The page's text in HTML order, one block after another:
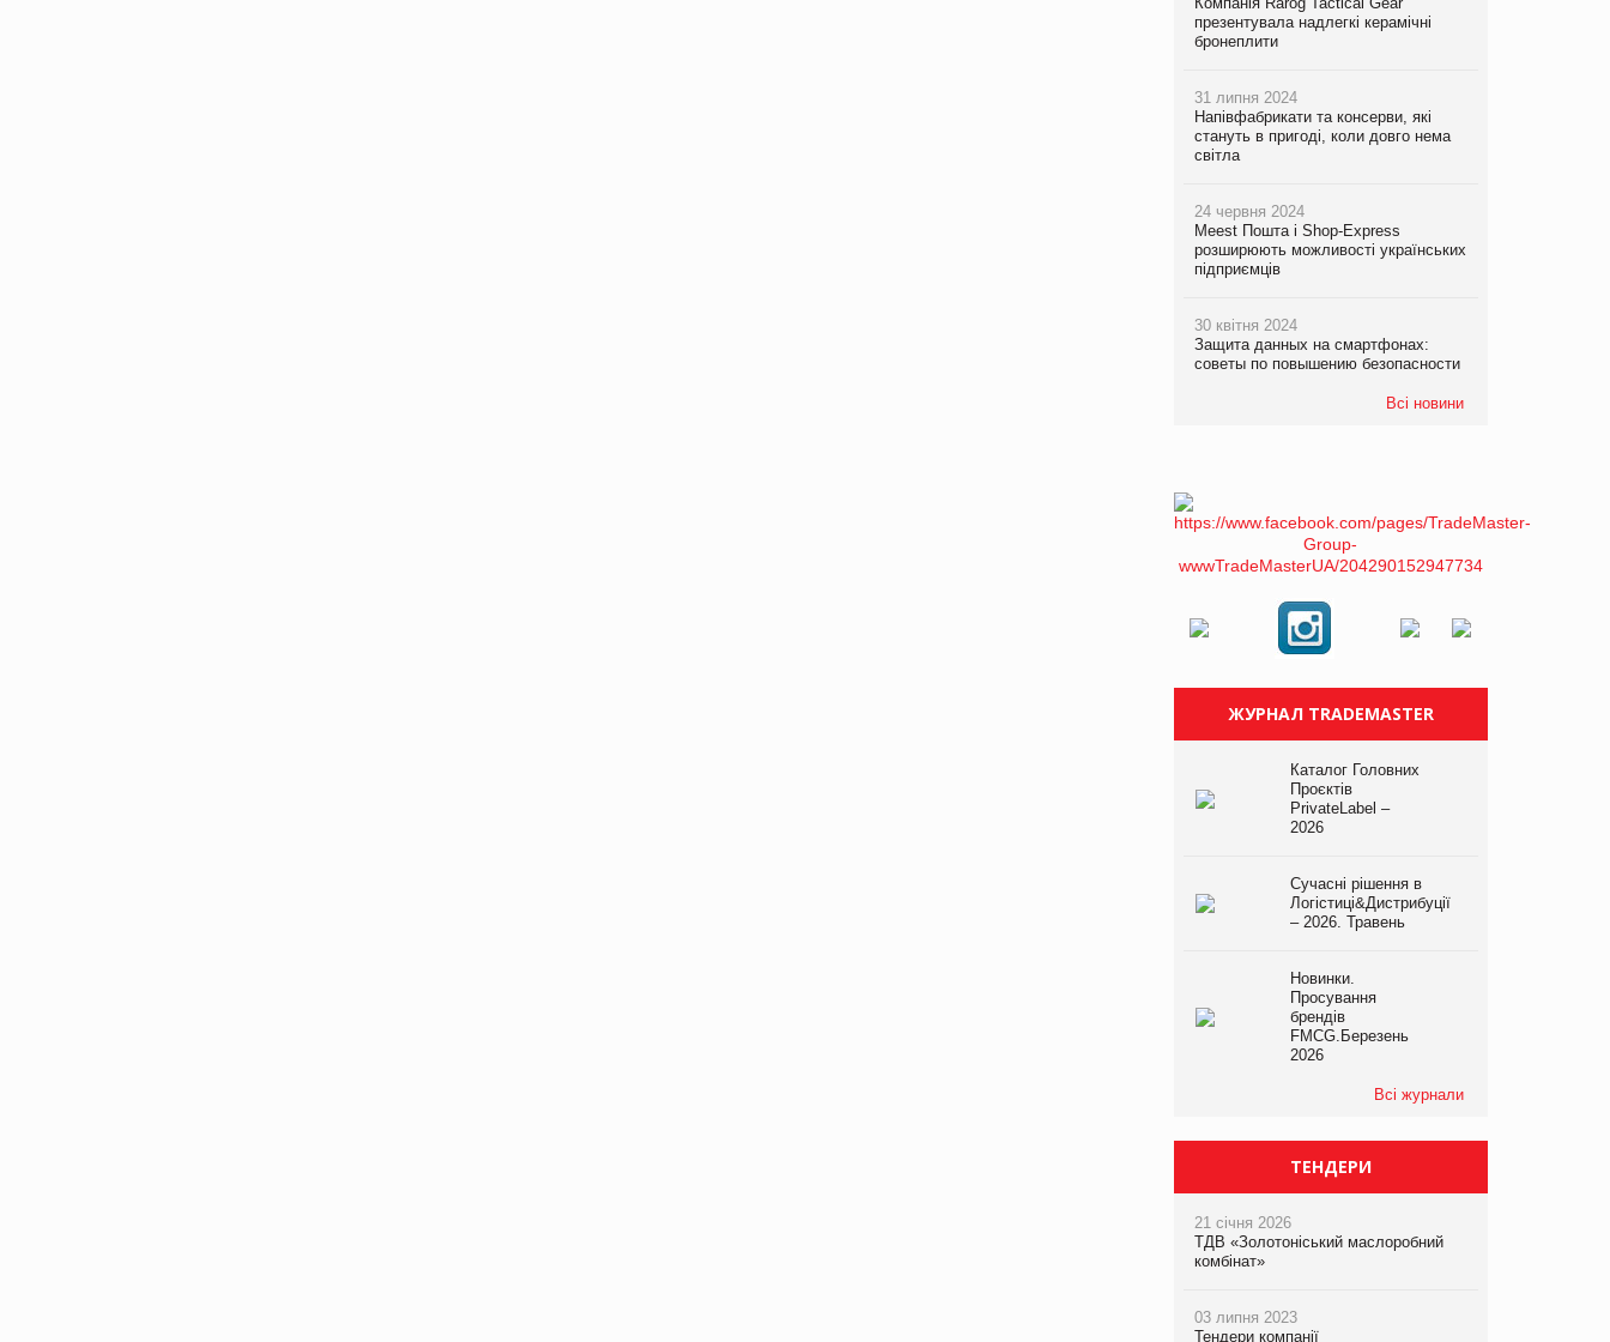
презентувала надлегкі керамічні
бронеплити
31 липня 2024
Напівфабрикати та консерви, які
стануть в пригоді, коли довго нема
світла
24 червня 2024
Meest Пошта і Shop-Express
розширюють можливості українських
підприємців
30 квітня 2024
Защита данных на смартфонах:
советы по повышению безопасности
Всі новини
ЖУРНАЛ TRADEMASTER
Каталог Головних
Проєктів
PrivateLabel –
2026
Сучасні рішення в
Логістиці&Дистрибуції
– 2026. Травень
Новинки.
Просування
брендів
FMCG.Березень
2026
Всі журнали
ТЕНДЕРИ
21 січня 2026
ТДВ «Золотоніський маслоробний
комбінат»
03 липня 2023
Тендери компанії